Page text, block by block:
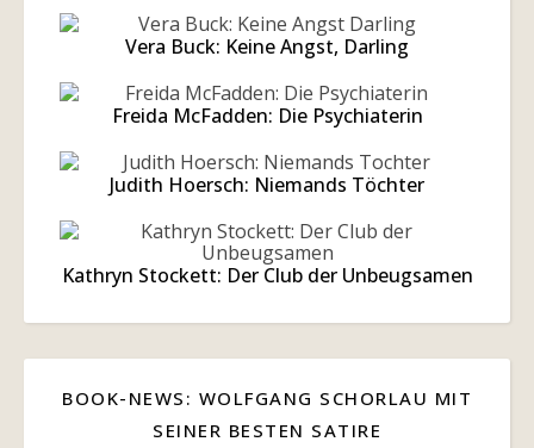
Vera Buck: Keine Angst, Darling
Freida McFadden: Die Psychiaterin
Judith Hoersch: Niemands Töchter
Kathryn Stockett: Der Club der Unbeugsamen
BOOK-NEWS: WOLFGANG SCHORLAU MIT
SEINER BESTEN SATIRE